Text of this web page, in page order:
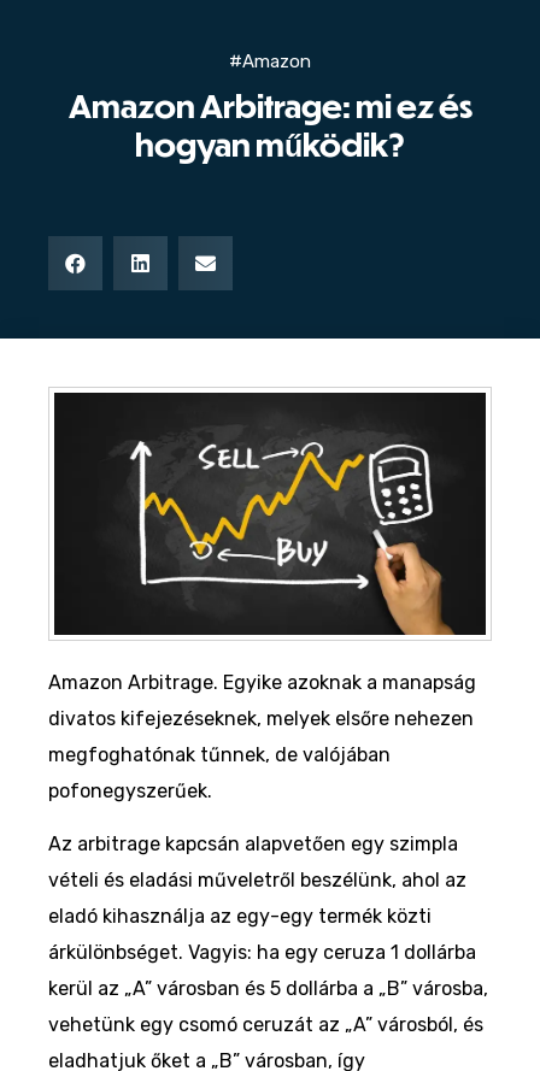
#Amazon
Amazon Arbitrage: mi ez és
hogyan működik?
Amazon Arbitrage. Egyike azoknak a manapság
divatos kifejezéseknek, melyek elsőre nehezen
megfoghatónak tűnnek, de valójában
pofonegyszerűek.
Az arbitrage kapcsán alapvetően egy szimpla
vételi és eladási műveletről beszélünk, ahol az
eladó kihasználja az egy-egy termék közti
árkülönbséget. Vagyis: ha egy ceruza 1 dollárba
kerül az „A” városban és 5 dollárba a „B” városba,
vehetünk egy csomó ceruzát az „A” városból, és
eladhatjuk őket a „B” városban, így